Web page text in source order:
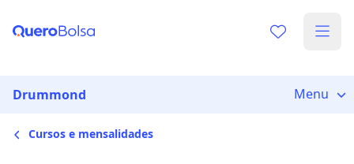
Drummond Menu
Cursos e mensalidades